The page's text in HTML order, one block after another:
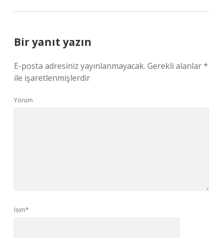
Bir yanıt yazın
E-posta adresiniz yayınlanmayacak. Gerekli alanlar*
ile işaretlenmişlerdir
Yorum
İsim*